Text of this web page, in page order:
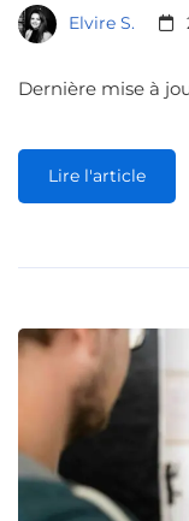
Elvire S.
Dernière mise à
Lire l'article